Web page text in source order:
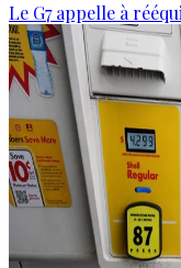
Le G7 appelle à